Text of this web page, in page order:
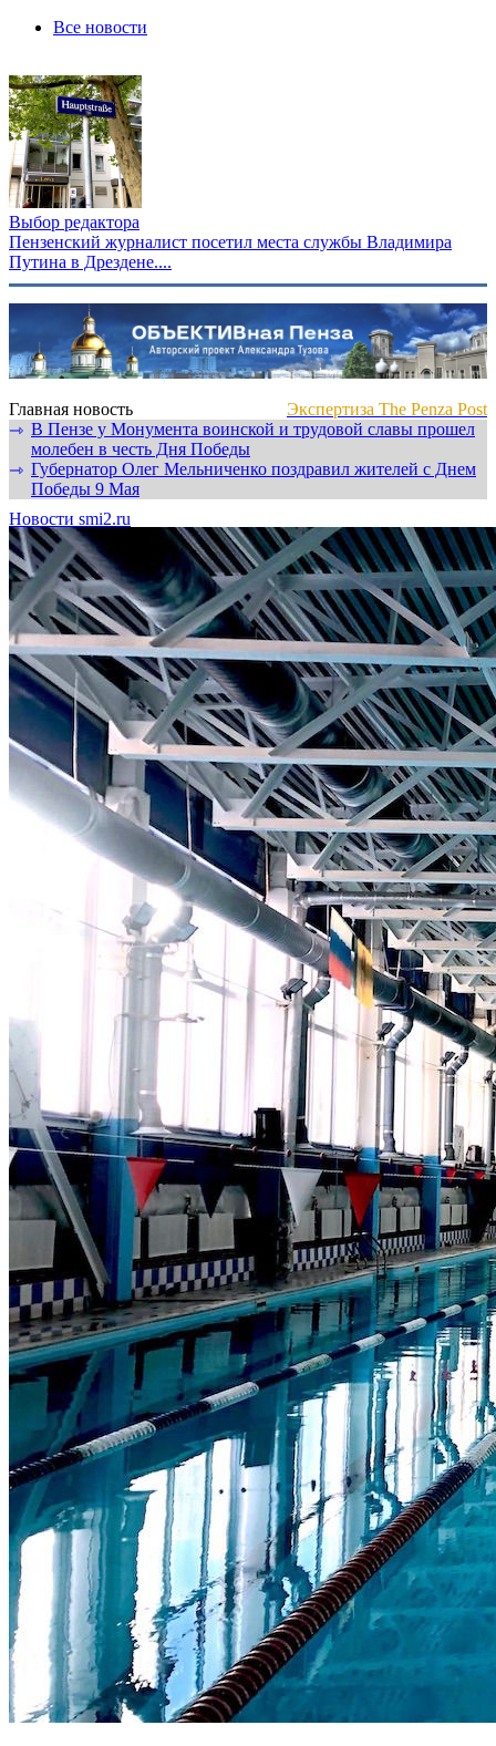
Все новости
Выбор редактора
Пензенский журналист посетил места службы Владимира
Путина в Дрездене....
Главная новость
Экспертиза The Penza Post
⇾ В Пензе у Монумента воинской и трудовой славы прошел
молебен в честь Дня Победы
⇾ Губернатор Олег Мельниченко поздравил жителей с Днем
Победы 9 Мая
Новости smi2.ru